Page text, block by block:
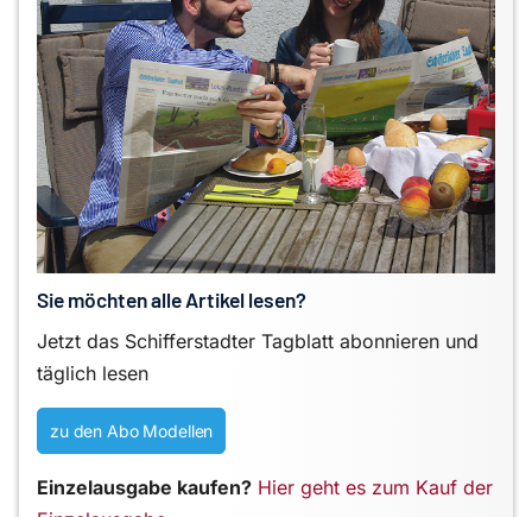
Sie möchten alle Artikel lesen?
Jetzt das Schifferstadter Tagblatt abonnieren und
täglich lesen
zu den Abo Modellen
Einzelausgabe kaufen? Hier geht es zum Kauf der